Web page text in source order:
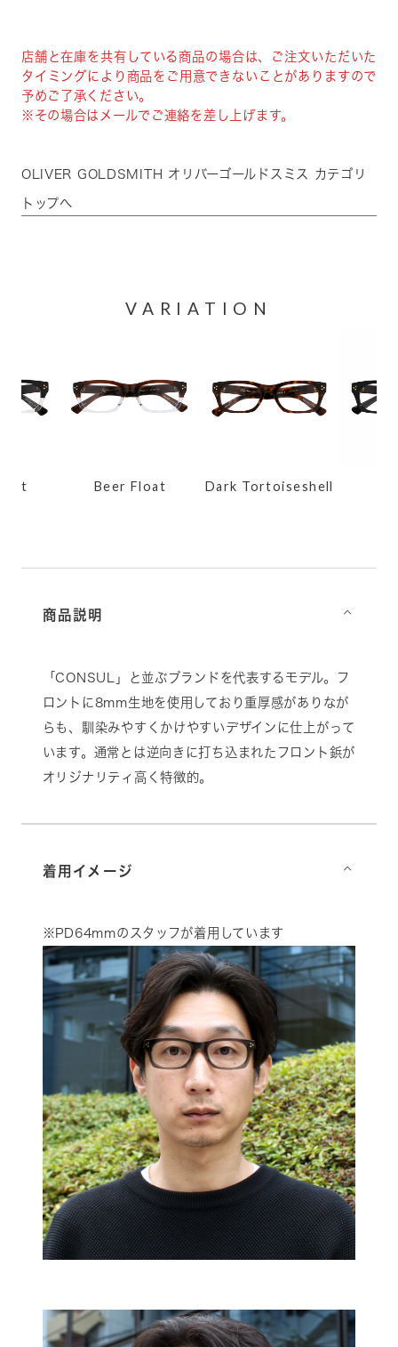
店舗と在庫を共有している商品の場合は、ご注文いただいた
タイミングにより商品をご用意できないことがありますので
予めご了承ください。
※その場合はメールでご連絡を差し上げます。
OLIVER GOLDSMITH オリバーゴールドスミス カテゴリ
トップへ
VARIATION
Beer Float Dark Tortoiseshell
商品説明 ⌵
「CONSUL」と並ぶブランドを代表するモデル。フ
ロントに8mm生地を使用しており重厚感がありなが
らも、馴染みやすくかけやすいデザインに仕上がって
います。通常とは逆向きに打ち込まれたフロント鋲が
オリジナリティ高く特徴的。
着用イメージ ⌵
※PD64mmのスタッフが着用しています